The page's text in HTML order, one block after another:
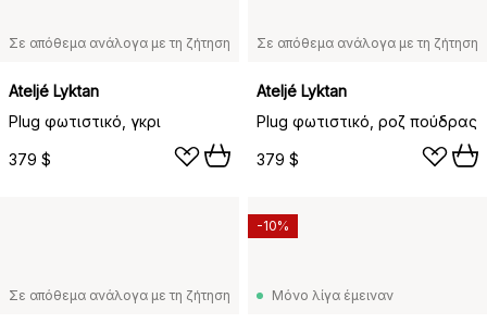
Σε απόθεμα ανάλογα με τη ζήτηση
Ateljé Lyktan
Plug φωτιστικό, γκρι
379 $
Σε απόθεμα ανάλογα με τη ζήτηση
Ateljé Lyktan
Plug φωτιστικό, ροζ πούδρας
379 $
Σε απόθεμα ανάλογα με τη ζήτηση Μόνο λίγα έμειναν
-10%